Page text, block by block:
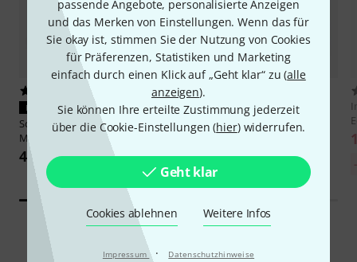
passende Angebote, personalisierte Anzeigen
und das Merken von Einstellungen. Wenn das für
Sie okay ist, stimmen Sie der Nutzung von Cookies
für Präferenzen, Statistiken und Marketing
einfach durch einen Klick auf „Geht klar“ zu (alle
anzeigen).
Sie können Ihre erteilte Zustimmung jederzeit
über die Cookie-Einstellungen (hier) widerrufen.
Geht klar
Cookies ablehnen Weitere Infos
Impressum · Datenschutzhinweise
5
PASST GARANTIERT
Sonarworks SoundID Virt.
Monitoring AddOn
47 €
SonnoxOxford Inflator Native
139 €